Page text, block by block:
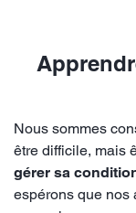
Nous sommes
être difficile, mais
gérer sa
espérons que nos